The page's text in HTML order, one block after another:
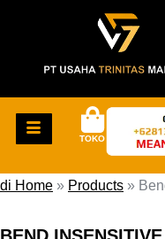
TOKO
di Home » Products »